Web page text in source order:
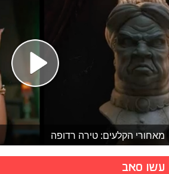
מאחורי הקלעים: טירה רדופה
עשו סאב